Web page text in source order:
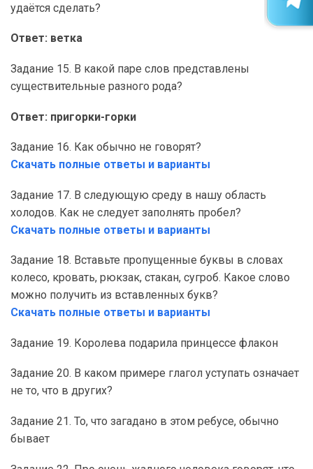
удаётся сделать?
Ответ: ветка
Задание 15. В какой паре слов представлены
существительные разного рода?
Ответ: пригорки-горки
Задание 16. Как обычно не говорят?
Скачать полные ответы и варианты
Задание 17. В следующую среду в нашу область
холодов. Как не следует заполнять пробел?
Скачать полные ответы и варианты
Задание 18. Вставьте пропущенные буквы в словах
колесо, кровать, рюкзак, стакан, сугроб. Какое слово
можно получить из вставленных букв?
Скачать полные ответы и варианты
Задание 19. Королева подарила принцессе флакон
Задание 20. В каком примере глагол уступать означает
не то, что в других?
Задание 21. То, что загадано в этом ребусе, обычно
бывает